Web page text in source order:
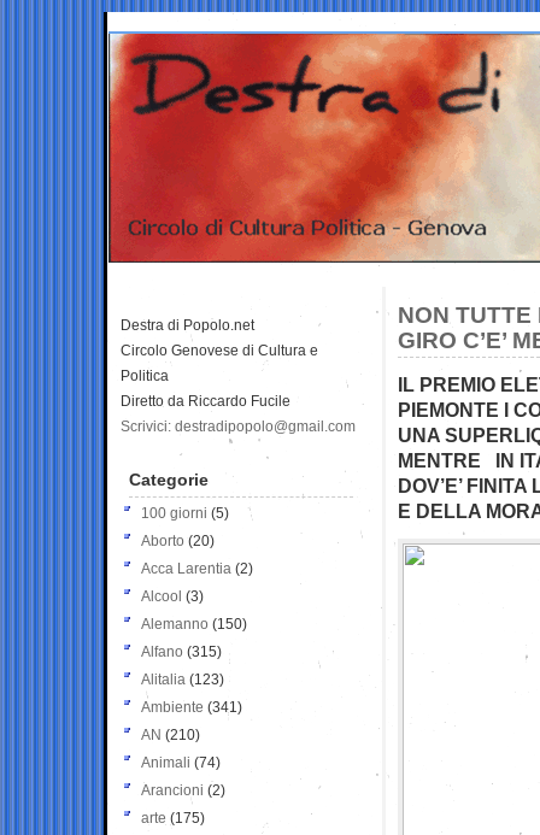
NON TUTTE
GIRO C’E’
IL PREMIO
PIEMONTE I
UNA
MENTRE IN
DOV’E’
E DELLA
Destra di Popolo.net
Circolo Genovese di Cultura e
Politica
Diretto da Riccardo Fucile
Scrivici: destradipopolo@gmail.com
Categorie
100 giorni (5)
Aborto (20)
Acca Larentia (2)
Alcool (3)
Alemanno (150)
Alfano (315)
Alitalia (123)
Ambiente (341)
AN (210)
Animali (74)
Arancioni (2)
arte (175)